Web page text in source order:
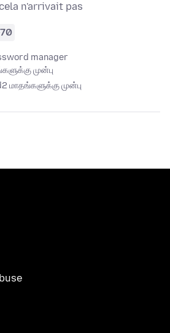
n'arrivait pas
70
manager
முன்பு
2 மாதங்களுக்கு முன்பு